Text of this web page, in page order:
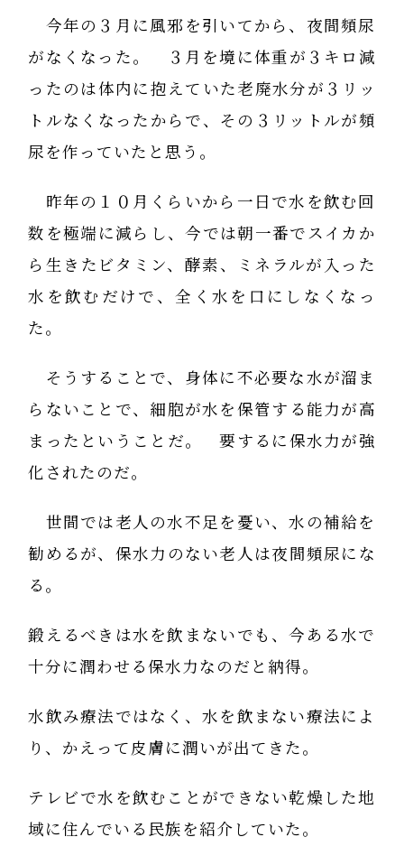
今年の３月に風邪を引いてから、夜間頻尿
がなくなった。 ３月を境に体重が３キロ減
ったのは体内に抱えていた老廃水分が３リッ
トルなくなったからで、その３リットルが頻
尿を作っていたと思う。
昨年の１０月くらいから一日で水を飲む回
数を極端に減らし、今では朝一番でスイカか
ら生きたビタミン、酵素、ミネラルが入った
水を飲むだけで、全く水を口にしなくなっ
た。
そうすることで、身体に不必要な水が溜ま
らないことで、細胞が水を保管する能力が高
まったということだ。 要するに保水力が強
化されたのだ。
世間では老人の水不足を憂い、水の補給を
勧めるが、保水力のない老人は夜間頻尿にな
る。
鍛えるべきは水を飲まないでも、今ある水で
十分に潤わせる保水力なのだと納得。
水飲み療法ではなく、水を飲まない療法によ
り、かえって皮膚に潤いが出てきた。
テレビで水を飲むことができない乾燥した地
域に住んでいる民族を紹介していた。